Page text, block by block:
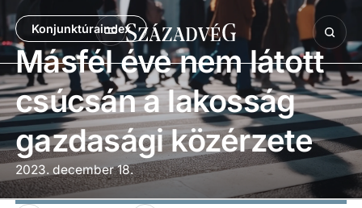
Konjunktúraindex
Másfél éve nem látott
csúcsán a lakosság
gazdasági közérzete
2023. december 18.